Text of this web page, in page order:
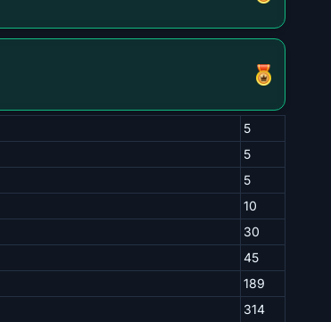
5
5
5
10
30
45
189
314